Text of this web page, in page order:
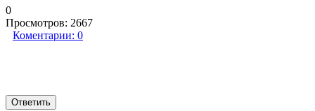
0
Просмотров: 2667
Коментарии: 0
Ответить